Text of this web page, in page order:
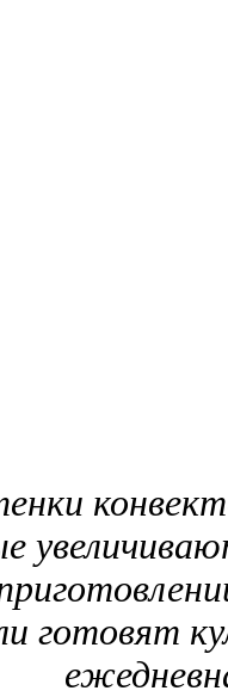
готовят